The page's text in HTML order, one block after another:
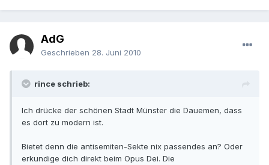
AdG
Geschrieben 28. Juni 2010
rince schrieb:
Ich drücke der schönen Stadt Münster die Dauemen, dass
es dort zu modern ist.
Bietet denn die antisemiten-Sekte nix passendes an? Oder
erkundige dich direkt beim Opus Dei. Die